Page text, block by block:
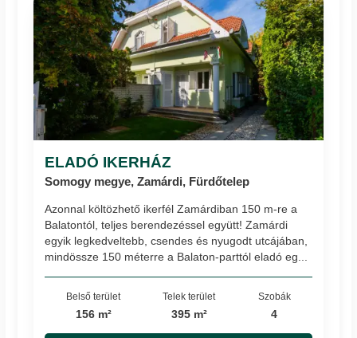
ELADÓ IKERHÁZ
Somogy megye, Zamárdi, Fürdőtelep
Azonnal költözhető ikerfél Zamárdiban 150 m-re a
Balatontól, teljes berendezéssel együtt! Zamárdi
egyik legkedveltebb, csendes és nyugodt utcájában,
mindössze 150 méterre a Balaton-parttól eladó eg...
Belső terület
156 m²
Telek terület
395 m²
Szobák
4